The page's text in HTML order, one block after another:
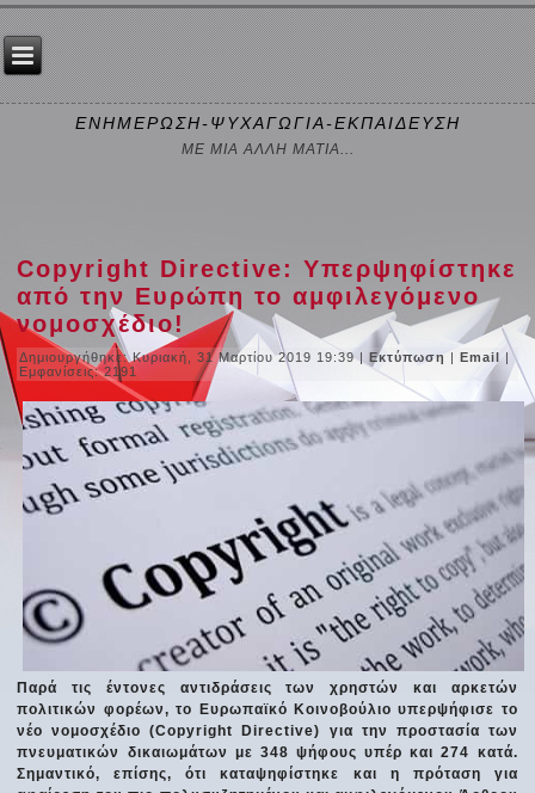
ΕΝΗΜΕΡΩΣΗ-ΨΥΧΑΓΩΓΙΑ-ΕΚΠΑΙΔΕΥΣΗ
ΜΕ ΜΙΑ ΑΛΛΗ ΜΑΤΙΑ...
Copyright Directive: Υπερψηφίστηκε
από την Ευρώπη το αμφιλεγόμενο
νομοσχέδιο!
Δημιουργήθηκε: Κυριακή, 31 Μαρτίου 2019 19:39|Εκτύπωση |Email |
Εμφανίσεις: 2191
Παρά τις έντονες αντιδράσεις των χρηστών και αρκετών
πολιτικών φορέων, το Ευρωπαϊκό Κοινοβούλιο υπερψήφισε το
νέο νομοσχέδιο (Copyright Directive) για την προστασία των
πνευματικών δικαιωμάτων με 348 ψήφους υπέρ και 274 κατά.
Σημαντικό, επίσης, ότι καταψηφίστηκε και η πρόταση για